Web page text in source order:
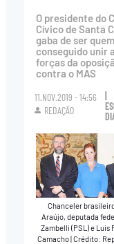
O presidente do
Cívico de Santa
gaba de ser
conseguido unir
forças da
contra o MAS
11.NOV.2019 - 14:56
REDAÇÃO
Chanceler
Araújo, deputada
Zambelli (PSL) e Luis
Camacho|Crédito: